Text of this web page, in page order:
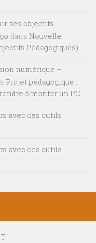
ses objectifs
dans Nouvelle
Pédagogiques)
numérique –
Projet pédagogique :
à monter un PC
avec des outils
avec des outils